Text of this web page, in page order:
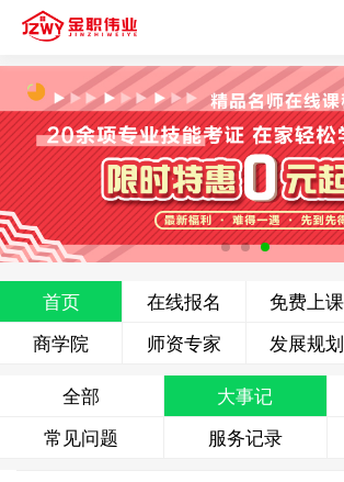
首页 在线报名 免费上课
商学院
师资专家 发展规划
全部 大事记
常见问题
服务记录